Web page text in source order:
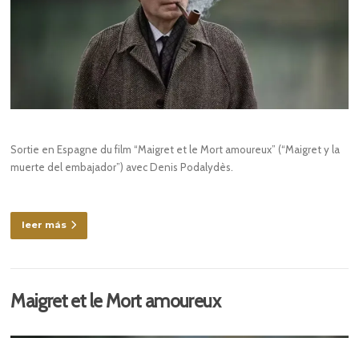
Sortie en Espagne du film “Maigret et le Mort amoureux” (“Maigret y la
muerte del embajador”) avec Denis Podalydès.
leer más
Maigret et le Mort amoureux